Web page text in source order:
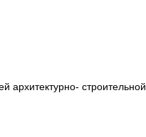
стро­ительной